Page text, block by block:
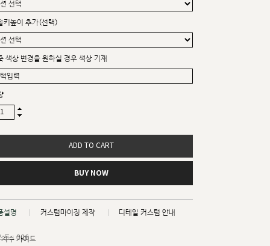
키높이 추가(선택)
색상 변경을 원하실 경우 색상 기재
ADD TO CART
BUY NOW
설명 커스텀마이징 제작 디테일 커스텀 안내
치수 가이드
트 : 026